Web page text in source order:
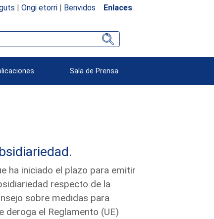
| Ongi etorri| Benvidos Enlaces
Sala de Prensa
ha iniciado el plazo para emitir
respecto de la
sobre medidas para
deroga el Reglamento (UE)